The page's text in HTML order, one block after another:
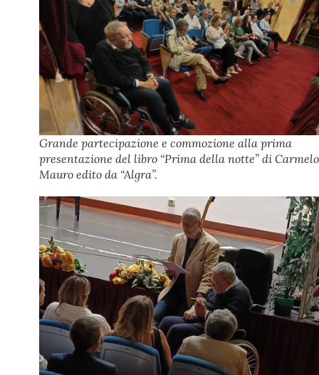
Grande partecipazione e commozione alla prima
presentazione del libro “Prima della notte” di
Mauro edito da “Algra”.